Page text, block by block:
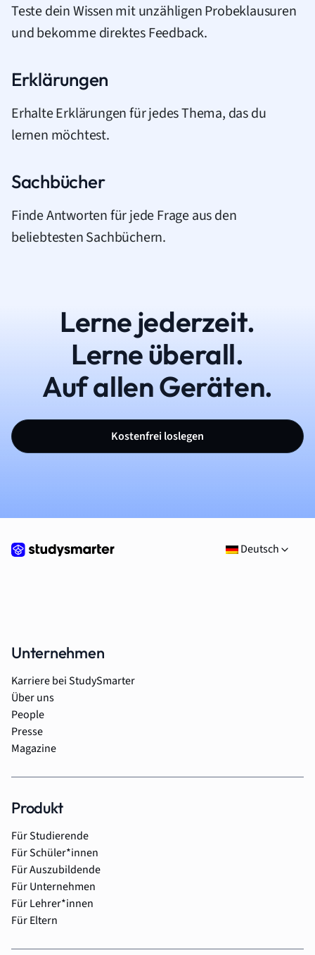
Teste dein Wissen mit unzähligen Probeklausuren
und bekomme direktes Feedback.
Erklärungen
Erhalte Erklärungen für jedes Thema, das du
lernen möchtest.
Sachbücher
Finde Antworten für jede Frage aus den
beliebtesten Sachbüchern.
Lerne jederzeit.
Lerne überall.
Auf allen Geräten.
Kostenfrei loslegen
Deutsch
Unternehmen
Karriere bei StudySmarter
Über uns
People
Presse
Magazine
Produkt
Für Studierende
Für Schüler*innen
Für Auszubildende
Für Unternehmen
Für Lehrer*innen
Für Eltern